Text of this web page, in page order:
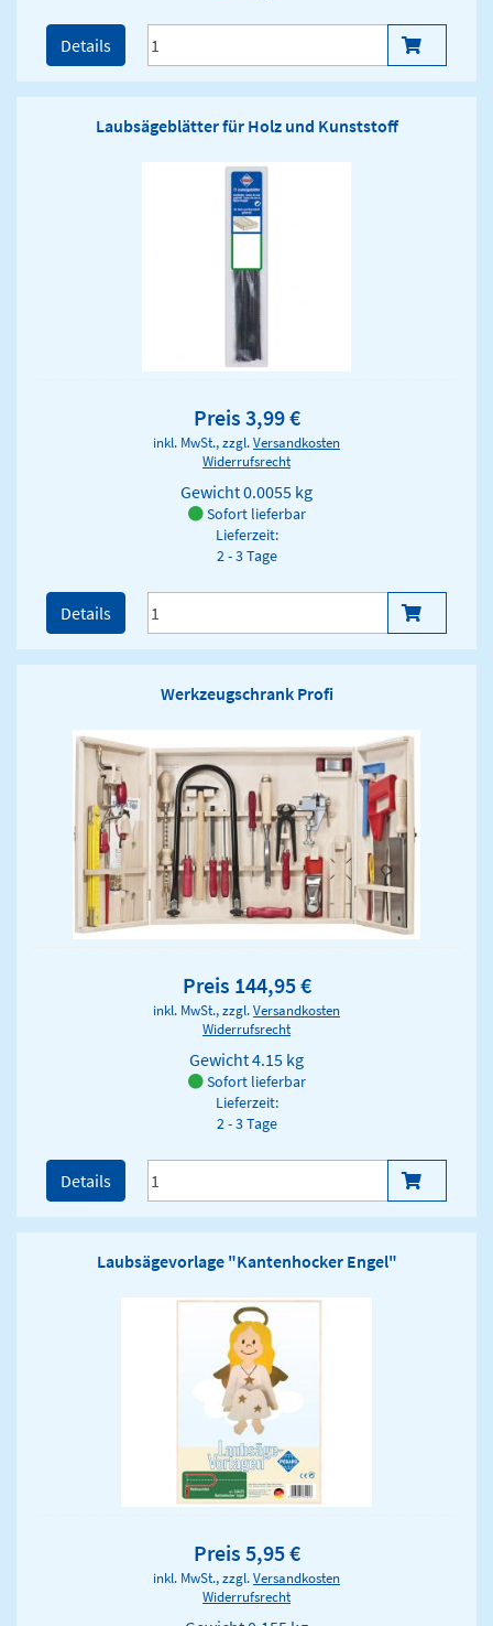
Details
Laubsägeblätter für Holz und Kunststoff
Preis 3,99 €
inkl. MwSt., zzgl.Versandkosten
Widerrufsrecht
Gewicht0.0055 kg
Sofort lieferbar
Lieferzeit:
2 - 3 Tage
Details
Werkzeugschrank Profi
Preis 144,95 €
inkl. MwSt., zzgl.Versandkosten
Widerrufsrecht
Gewicht4.15 kg
Sofort lieferbar
Lieferzeit:
2 - 3 Tage
Details
Laubsägevorlage "Kantenhocker Engel"
Preis 5,95 €
inkl. MwSt., zzgl.Versandkosten
Widerrufsrecht